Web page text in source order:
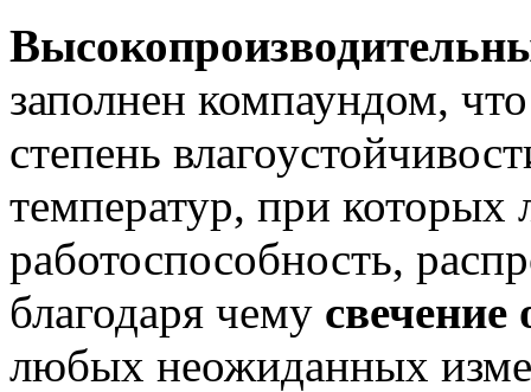
заполнен компаундом,
степень
температур, при которых
работоспособность,
благодаря чему свечение
любых неожиданных